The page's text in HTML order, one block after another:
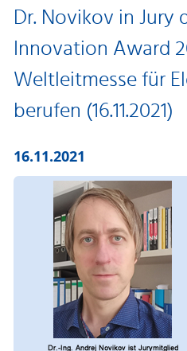
Dr. Novikov in Jury
Innovation Award
Weltleitmesse für
berufen (16.11.2021)
16.11.2021